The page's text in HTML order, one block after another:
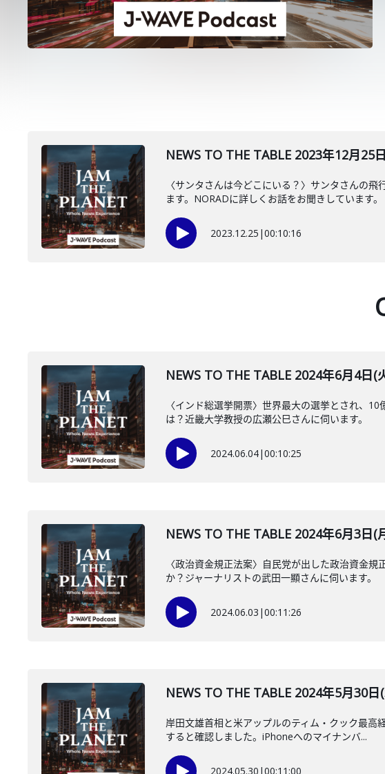
NEWS TO THE TABLE 2023年12月
〈サンタさんは今どこにいる？〉サンタさんの
ます。NORADに詳しくお話をお聞きしています。
2023.12.25 |00:10:16
NEWS TO THE TABLE 2024年6月4日
〈インド総選挙開票〉世界最大の選挙とされ、
は？近畿大学教授の広瀬公巳さんに伺います。
2024.06.04|00:10:25
NEWS TO THE TABLE 2024年6月3日
〈政治資金規正法案〉自民党が出した政治資金
か？ジャーナリストの武田一顯さんに伺います。
2024.06.03 |00:11:26
NEWS TO THE TABLE 2024年5月30
岸田文雄首相と米アップルのティム・クック最
すると確認しました。iPhoneへのマイナンバ...
2024.05.30 |00:11:00